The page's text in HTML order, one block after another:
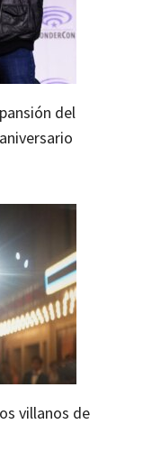
del
villanos de